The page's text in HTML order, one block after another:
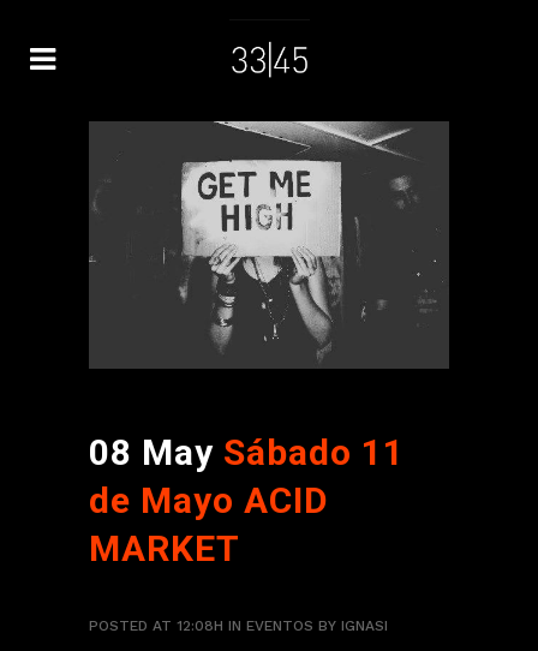
08 May Sábado 11
de Mayo ACID
MARKET
POSTED AT 12:08H IN EVENTOS BY IGNASI